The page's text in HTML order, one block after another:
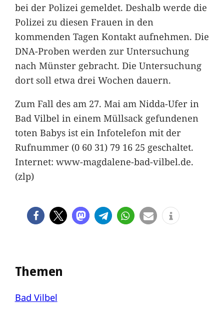
bei der Polizei gemeldet. Deshalb werde die
Polizei zu diesen Frauen in den
kommenden Tagen Kontakt aufnehmen. Die
DNA-Proben werden zur Untersuchung
nach Münster gebracht. Die Untersuchung
dort soll etwa drei Wochen dauern.
Zum Fall des am 27. Mai am Nidda-Ufer in
Bad Vilbel in einem Müllsack gefundenen
toten Babys ist ein Infotelefon mit der
Rufnummer (0 60 31) 79 16 25 geschaltet.
Internet: www-magdalene-bad-vilbel.de.
(zlp)
Themen
Bad Vilbel